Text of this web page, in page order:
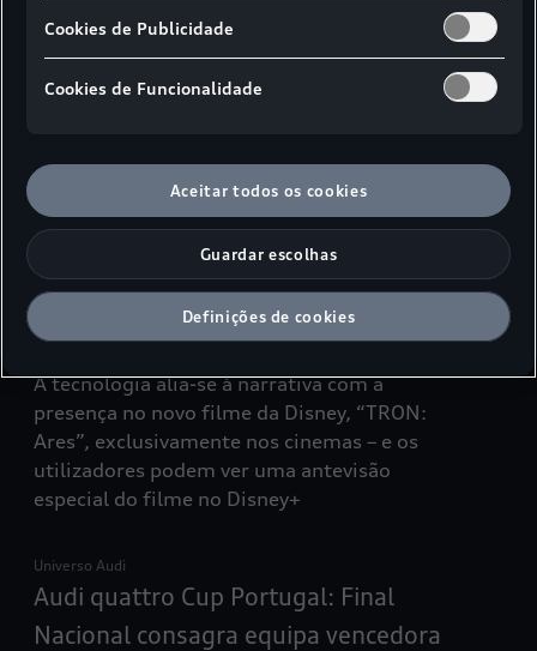
A5 Avant e-hybrid e A6 Avant e-tron
premiados
Vencedor no 2.º e 3.º escalão da Tributação
e a sua aposta em soluções eletrificadas.
Universo Audi
Audi integra Disney+ nos seus veículos
e entra na “Grid” no filme “TRON:
Ares”
A tecnologia alia-se à narrativa com a
presença no novo filme da Disney, “TRON:
Ares”, exclusivamente nos cinemas – e os
utilizadores podem ver uma antevisão
especial do filme no Disney+
Universo Audi
Audi quattro Cup Portugal: Final
Nacional consagra equipa vencedora
Cookies de Publicidade
Cookies de Funcionalidade
Aceitar todos os cookies
Guardar escolhas
Definições de cookies